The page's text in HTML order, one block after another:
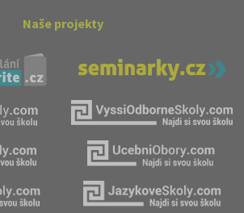
Naše projekty